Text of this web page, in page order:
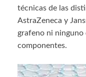
técnicas de las
AstraZeneca y
grafeno ni ninguno
componentes.